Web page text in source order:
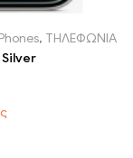
, ΤΗΛΕΦΩΝΙΑ
Silver